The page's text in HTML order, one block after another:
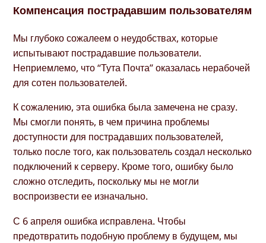
Компенсация пострадавшим пользователям
Мы глубоко сожалеем о неудобствах, которые
испытывают пострадавшие пользователи.
Неприемлемо, что “Тута Почта” оказалась нерабочей
для сотен пользователей.
К сожалению, эта ошибка была замечена не сразу.
Мы смогли понять, в чем причина проблемы
доступности для пострадавших пользователей,
только после того, как пользователь создал несколько
подключений к серверу. Кроме того, ошибку было
сложно отследить, поскольку мы не могли
воспроизвести ее изначально.
С 6 апреля ошибка исправлена. Чтобы
предотвратить подобную проблему в будущем, мы